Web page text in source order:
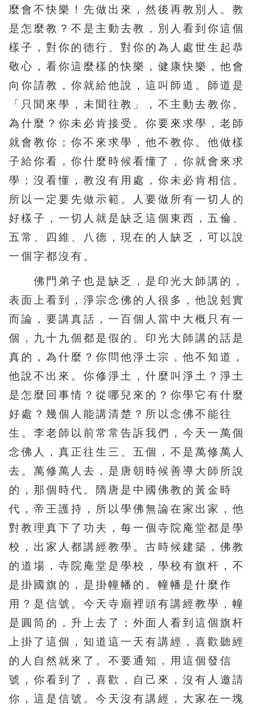
麼會不快樂！先做出來，然後再教別人。教
是怎麼教？不是主動去教，別人看到你這個
樣子，對你的德行、對你的為人處世生起恭
敬心，看你這麼樣的快樂，健康快樂，他會
向你請教，你就給他說，這叫師道。師道是
「只聞來學，未聞往教」，不主動去教你。
為什麼？你未必肯接受。你要來求學，老師
就會教你；你不來求學，他不教你。他做樣
子給你看，你什麼時候看懂了，你就會來求
學；沒看懂，教沒有用處，你未必肯相信。
所以一定要先做示範。人要做所有一切人的
好樣子，一切人就是缺乏這個東西，五倫、
五常、四維、八德，現在的人缺乏，可以說
一個字都沒有。
佛門弟子也是缺乏，是印光大師講的，
表面上看到，淨宗念佛的人很多，他說剋實
而論，要講真話，一百個人當中大概只有一
個，九十九個都是假的。印光大師講的話是
真的，為什麼？你問他淨土宗，他不知道，
他說不出來。你修淨土，什麼叫淨土？淨土
是怎麼回事情？從哪兒來的？你學它有什麼
好處？幾個人能講清楚？所以念佛不能往
生。李老師以前常常告訴我們，今天一萬個
念佛人，真正往生三、五個，不是萬修萬人
去。萬修萬人去，是唐朝時候善導大師所說
的，那個時代。隋唐是中國佛教的黃金時
代，帝王護持，所以學佛無論在家出家，他
對教理真下了功夫，每一個寺院庵堂都是學
校，出家人都講經教學。古時候建築，佛教
的道場，寺院庵堂是學校，學校有旗杆，不
是掛國旗的，是掛幢幡的。幢幡是什麼作
用？是信號。今天寺廟裡頭有講經教學，幢
是圓筒的，升上去了；外面人看到這個旗杆
上掛了這個，知道這一天有講經，喜歡聽經
的人自然就來了。不要通知，用這個發信
號，你看到了，喜歡，自己來，沒有人邀請
你，這是信號。今天沒有講經，大家在一塊